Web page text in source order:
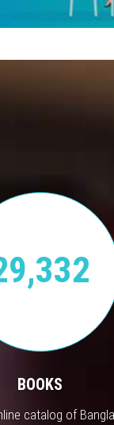
BOOKS
catalog of